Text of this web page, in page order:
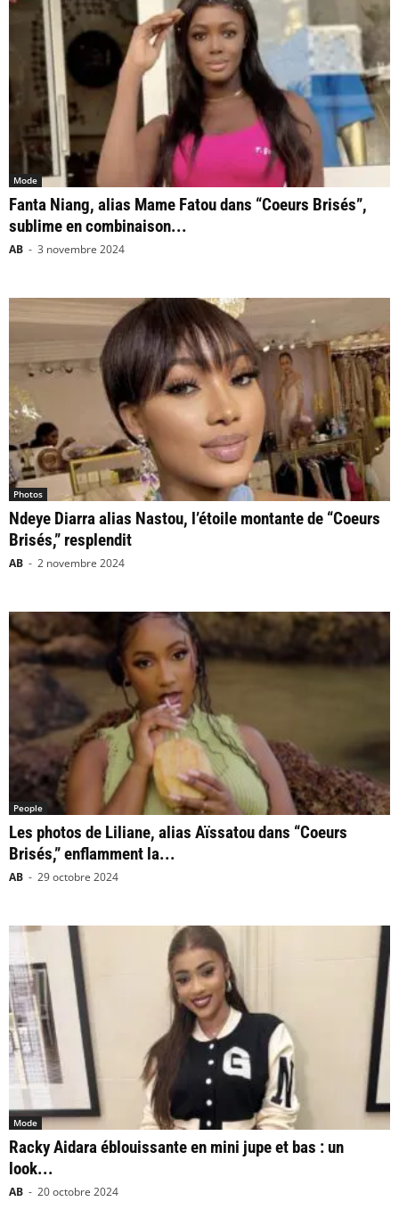
Mode
Fanta Niang, alias Mame Fatou dans “Coeurs Brisés”,
sublime en combinaison...
AB - 3 novembre 2024
Photos
Ndeye Diarra alias Nastou, l’étoile montante de “Coeurs
Brisés,” resplendit
AB - 2 novembre 2024
People
Les photos de Liliane, alias Aïssatou dans “Coeurs
Brisés,” enflamment la...
AB - 29 octobre 2024
Mode
Racky Aidara éblouissante en mini jupe et bas : un
look...
AB - 20 octobre 2024